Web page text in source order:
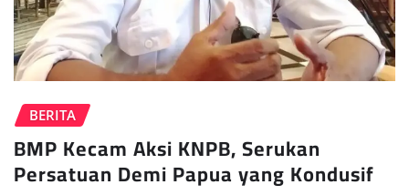
BERITA
BMP Kecam Aksi KNPB, Serukan
Persatuan Demi Papua yang Kondusif